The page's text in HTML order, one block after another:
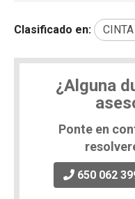
Clasificado en:
¿Alguna
Ponte en
650 062